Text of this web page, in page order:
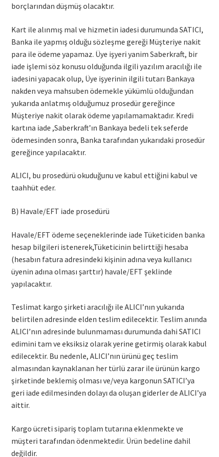
borçlarından düşmüş olacaktır.
Kart ile alınmış mal ve hizmetin iadesi durumunda SATICI,
Banka ile yapmış olduğu sözleşme gereği Müşteriye nakit
para ile ödeme yapamaz. Üye işyeri yanim Saberkraft, bir
iade işlemi söz konusu olduğunda ilgili yazılım aracılığı ile
iadesini yapacak olup, Üye işyerinin ilgili tutarı Bankaya
nakden veya mahsuben ödemekle yükümlü olduğundan
yukarıda anlatmış olduğumuz prosedür gereğince
Müşteriye nakit olarak ödeme yapılamamaktadır. Kredi
kartına iade ,Saberkraft’ın Bankaya bedeli tek seferde
ödemesinden sonra, Banka tarafından yukarıdaki prosedür
gereğince yapılacaktır.
ALICI, bu prosedürü okuduğunu ve kabul ettiğini kabul ve
taahhüt eder.
B) Havale/EFT iade prosedürü
Havale/EFT ödeme seçeneklerinde iade Tüketiciden banka
hesap bilgileri istenerek,Tüketicinin belirttiği hesaba
(hesabın fatura adresindeki kişinin adına veya kullanıcı
üyenin adına olması şarttır) havale/EFT şeklinde
yapılacaktır.
Teslimat kargo şirketi aracılığı ile ALICI’nın yukarıda
belirtilen adresinde elden teslim edilecektir. Teslim anında
ALICI’nın adresinde bulunmaması durumunda dahi SATICI
edimini tam ve eksiksiz olarak yerine getirmiş olarak kabul
edilecektir. Bu nedenle, ALICI’nın ürünü geç teslim
almasından kaynaklanan her türlü zarar ile ürünün kargo
şirketinde beklemiş olması ve/veya kargonun SATICI’ya
geri iade edilmesinden dolayı da oluşan giderler de ALICI’ya
aittir.
Kargo ücreti sipariş toplam tutarına eklenmekte ve
müşteri tarafından ödenmektedir. Ürün bedeline dahil
değildir.